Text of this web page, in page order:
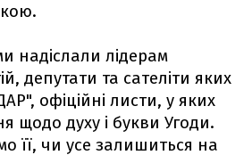
надіслали лідерам
депутати та сателіти яких
офіційні листи, у яких
щодо духу і букви Угоди.
її, чи усе залишиться на